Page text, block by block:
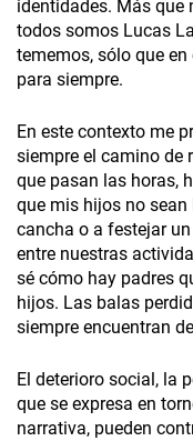
identidades. Más que
todos somos Lucas
tememos, sólo que
para siempre.
En este contexto me
siempre el camino de
que pasan las horas,
que mis hijos no
cancha o a festejar
entre nuestras
sé cómo hay padres
hijos. Las balas
siempre encuentran
El deterioro social, la
que se expresa en
narrativa, pueden